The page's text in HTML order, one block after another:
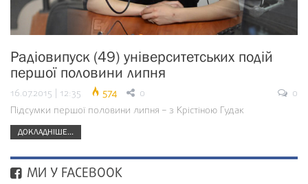
Радіовипуск (49) університетських подій
першої половини липня
16.07.2015 | 12:35 574 0
0
Підсумки першої половини липня – з Крістіною Гудак
ДОКЛАДНІШЕ...
МИ У FACEBOOK